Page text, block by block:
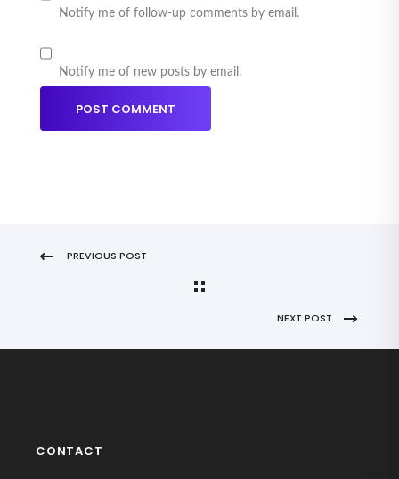
Notify me of follow-up comments by email.
Notify me of new posts by email.
PREVIOUS POST
NEXT POST
CONTACT